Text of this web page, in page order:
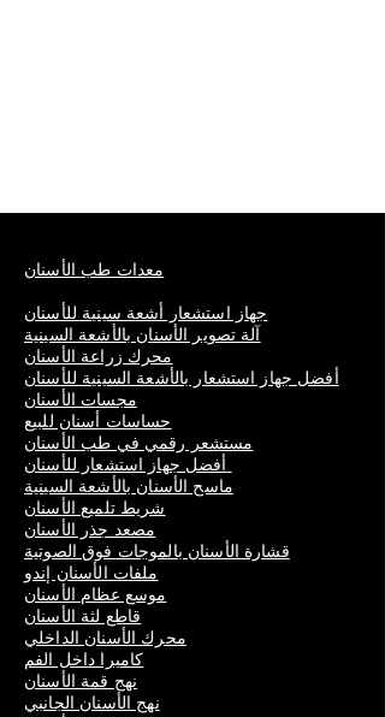
معدات طب الأسنان
جهاز استشعار أشعة سينية للأسنان
آلة تصوير الأسنان بالأشعة السينية
محرك زراعة الأسنان
أفضل جهاز استشعار بالأشعة السينية للأسنان
مجسات الأسنان
حساسات أسنان للبيع
مستشعر رقمي في طب الأسنان
ماسح الأسنان بالأشعة السينية
شريط تلميع الأسنان
مصعد جذر الأسنان
قشارة الأسنان بالموجات فوق الصوتية
ملفات الأسنان إندو
موسع عظام الأسنان
قاطع لثة الأسنان
محرك الأسنان الداخلي
كاميرا داخل الفم
نهج قمة الأسنان
نهج الأسنان الجانبي